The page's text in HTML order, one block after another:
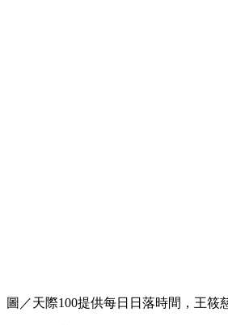
圖／天際100提供每日日落時間，王筱